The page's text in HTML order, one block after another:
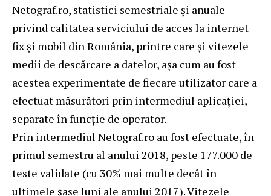
Netograf.ro, statistici semestriale și anuale
privind calitatea serviciului de acces la internet
fix și mobil din România, printre care și vitezele
medii de descărcare a datelor, așa cum au fost
acestea experimentate de fiecare utilizator care a
efectuat măsurători prin intermediul aplicației,
separate în funcție de operator.
Prin intermediul Netograf.ro au fost efectuate, în
primul semestru al anului 2018, peste 177.000 de
teste validate (cu 30% mai multe decât în
ultimele șase luni ale anului 2017). Vitezele